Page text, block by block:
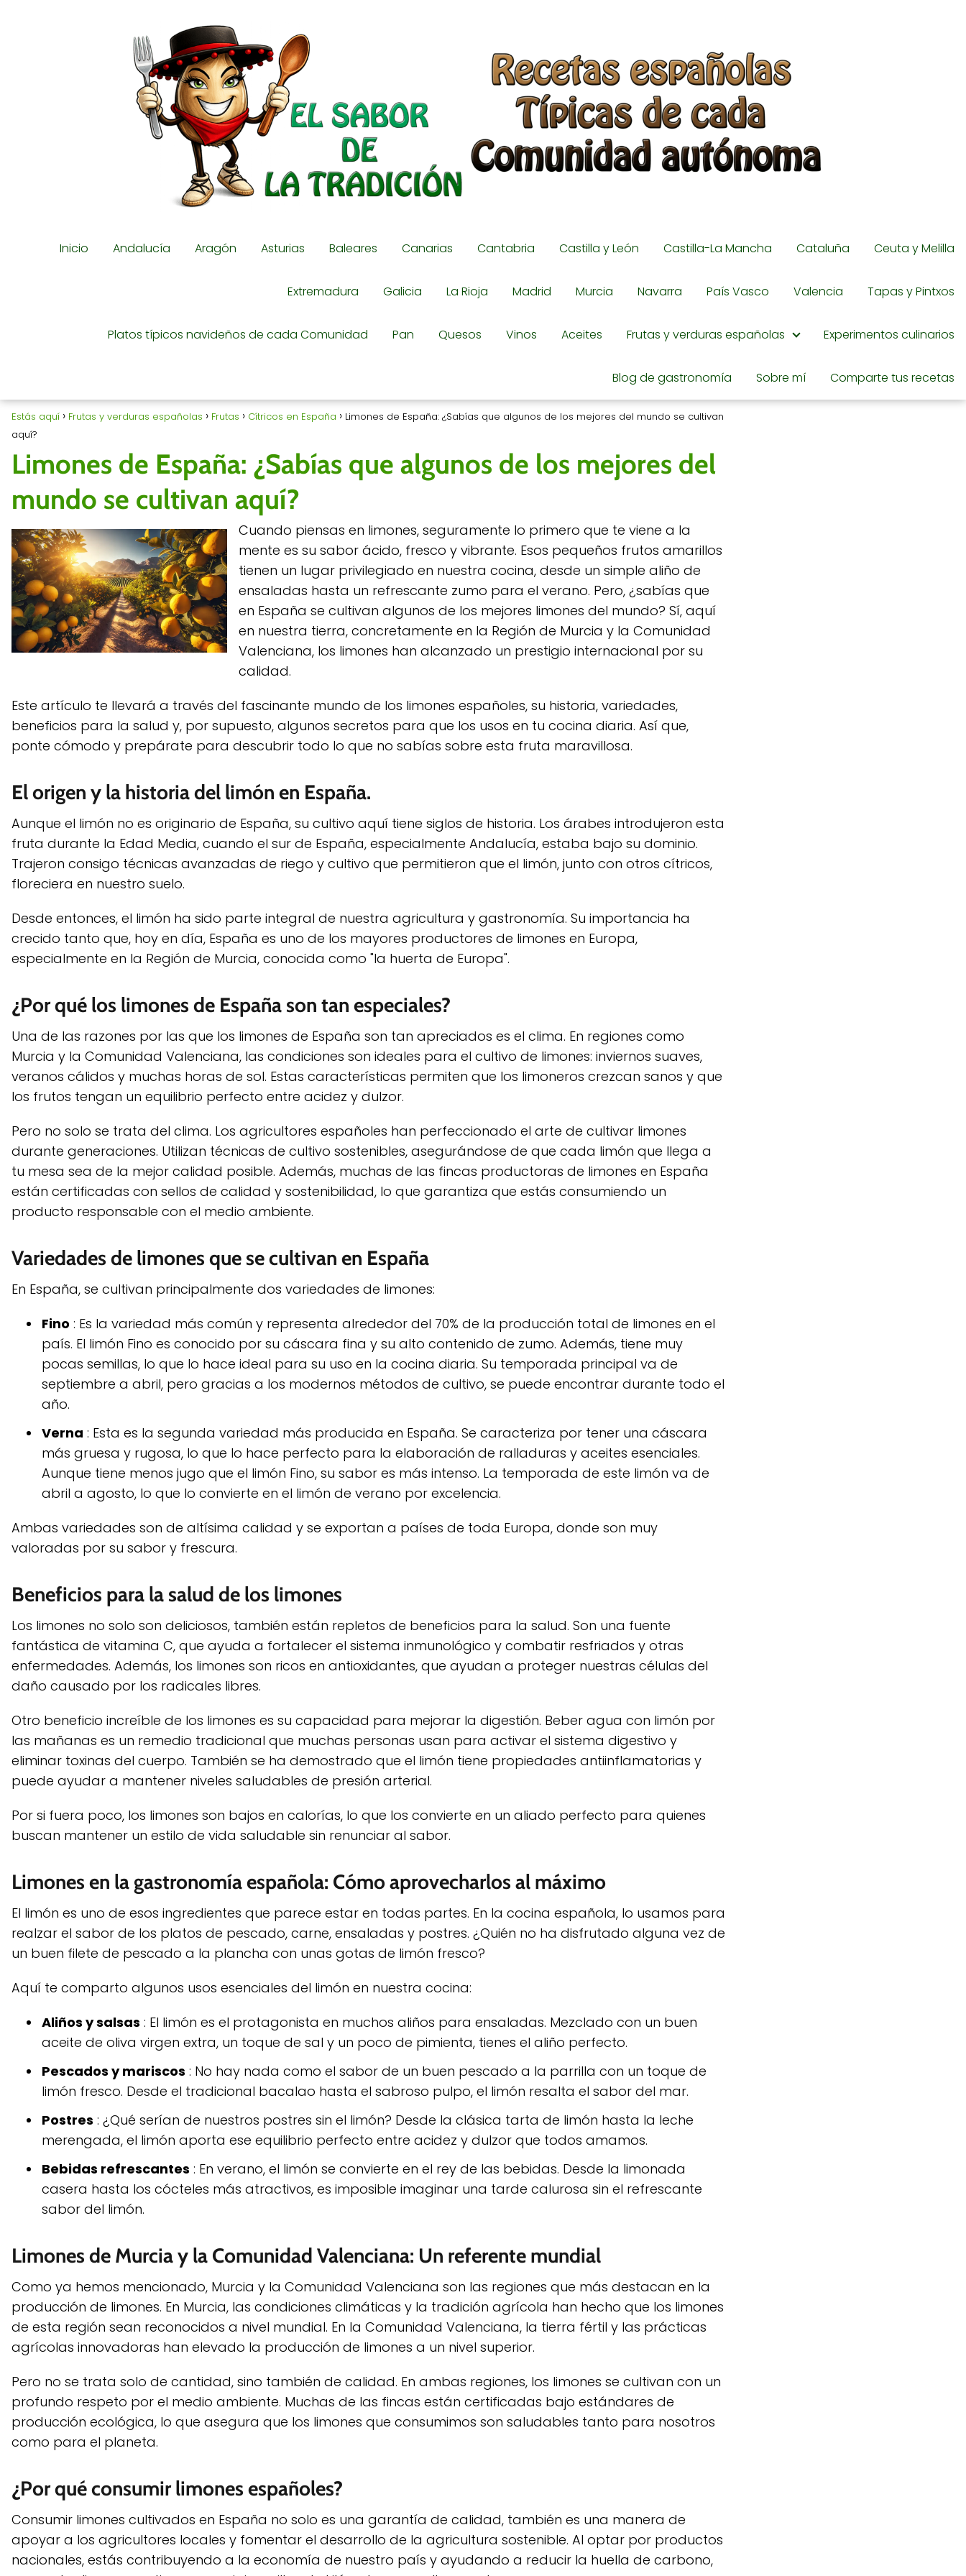
Inicio Andalucía Aragón Asturias Baleares Canarias Cantabria Castilla y León Castilla-La Mancha Cataluña Ceuta y Melilla
Extremadura Galicia La Rioja Madrid Murcia Navarra País Vasco Valencia Tapas y Pintxos
Platos típicos navideños de cada Comunidad Pan Quesos Vinos Aceites Frutas y verduras españolas Experimentos culinarios
Blog de gastronomía Sobre mí Comparte tus recetas
Estás aquí Frutas y verduras españolas Frutas Cítricos en España
Limones de España: ¿Sabías que algunos de los mejores del mundo se cultivan
aquí?
Limones de España: ¿Sabías que algunos de los mejores del
mundo se cultivan aquí?
Cuando piensas en limones, seguramente lo primero que te viene a la
mente es su sabor ácido, fresco y vibrante. Esos pequeños frutos amarillos
tienen un lugar privilegiado en nuestra cocina, desde un simple aliño de
ensaladas hasta un refrescante zumo para el verano. Pero, ¿sabías que
en España se cultivan algunos de los mejores limones del mundo? Sí, aquí
en nuestra tierra, concretamente en la Región de Murcia y la Comunidad
Valenciana, los limones han alcanzado un prestigio internacional por su
calidad.
Este artículo te llevará a través del fascinante mundo de los limones españoles, su historia, variedades,
beneficios para la salud y, por supuesto, algunos secretos para que los usos en tu cocina diaria. Así que,
ponte cómodo y prepárate para descubrir todo lo que no sabías sobre esta fruta maravillosa.
El origen y la historia del limón en España.
Aunque el limón no es originario de España, su cultivo aquí tiene siglos de historia. Los árabes introdujeron esta
fruta durante la Edad Media, cuando el sur de España, especialmente Andalucía, estaba bajo su dominio.
Trajeron consigo técnicas avanzadas de riego y cultivo que permitieron que el limón, junto con otros cítricos,
floreciera en nuestro suelo.
Desde entonces, el limón ha sido parte integral de nuestra agricultura y gastronomía. Su importancia ha
crecido tanto que, hoy en día, España es uno de los mayores productores de limones en Europa,
especialmente en la Región de Murcia, conocida como "la huerta de Europa".
¿Por qué los limones de España son tan especiales?
Una de las razones por las que los limones de España son tan apreciados es el clima. En regiones como
Murcia y la Comunidad Valenciana, las condiciones son ideales para el cultivo de limones: inviernos suaves,
veranos cálidos y muchas horas de sol. Estas características permiten que los limoneros crezcan sanos y que
los frutos tengan un equilibrio perfecto entre acidez y dulzor.
Pero no solo se trata del clima. Los agricultores españoles han perfeccionado el arte de cultivar limones
durante generaciones. Utilizan técnicas de cultivo sostenibles, asegurándose de que cada limón que llega a
tu mesa sea de la mejor calidad posible. Además, muchas de las fincas productoras de limones en España
están certificadas con sellos de calidad y sostenibilidad, lo que garantiza que estás consumiendo un
producto responsable con el medio ambiente.
Variedades de limones que se cultivan en España
En España, se cultivan principalmente dos variedades de limones:
Fino : Es la variedad más común y representa alrededor del 70% de la producción total de limones en el
país. El limón Fino es conocido por su cáscara fina y su alto contenido de zumo. Además, tiene muy
pocas semillas, lo que lo hace ideal para su uso en la cocina diaria. Su temporada principal va de
septiembre a abril, pero gracias a los modernos métodos de cultivo, se puede encontrar durante todo el
año.
Verna : Esta es la segunda variedad más producida en España. Se caracteriza por tener una cáscara
más gruesa y rugosa, lo que lo hace perfecto para la elaboración de ralladuras y aceites esenciales.
Aunque tiene menos jugo que el limón Fino, su sabor es más intenso. La temporada de este limón va de
abril a agosto, lo que lo convierte en el limón de verano por excelencia.
Ambas variedades son de altísima calidad y se exportan a países de toda Europa, donde son muy
valoradas por su sabor y frescura.
Beneficios para la salud de los limones
Los limones no solo son deliciosos, también están repletos de beneficios para la salud. Son una fuente
fantástica de vitamina C, que ayuda a fortalecer el sistema inmunológico y combatir resfriados y otras
enfermedades. Además, los limones son ricos en antioxidantes, que ayudan a proteger nuestras células del
daño causado por los radicales libres.
Otro beneficio increíble de los limones es su capacidad para mejorar la digestión. Beber agua con limón por
las mañanas es un remedio tradicional que muchas personas usan para activar el sistema digestivo y
eliminar toxinas del cuerpo. También se ha demostrado que el limón tiene propiedades antiinflamatorias y
puede ayudar a mantener niveles saludables de presión arterial.
Por si fuera poco, los limones son bajos en calorías, lo que los convierte en un aliado perfecto para quienes
buscan mantener un estilo de vida saludable sin renunciar al sabor.
Limones en la gastronomía española: Cómo aprovecharlos al máximo
El limón es uno de esos ingredientes que parece estar en todas partes. En la cocina española, lo usamos para
realzar el sabor de los platos de pescado, carne, ensaladas y postres. ¿Quién no ha disfrutado alguna vez de
un buen filete de pescado a la plancha con unas gotas de limón fresco?
Aquí te comparto algunos usos esenciales del limón en nuestra cocina:
Aliños y salsas : El limón es el protagonista en muchos aliños para ensaladas. Mezclado con un buen
aceite de oliva virgen extra, un toque de sal y un poco de pimienta, tienes el aliño perfecto.
Pescados y mariscos : No hay nada como el sabor de un buen pescado a la parrilla con un toque de
limón fresco. Desde el tradicional bacalao hasta el sabroso pulpo, el limón resalta el sabor del mar.
Postres : ¿Qué serían de nuestros postres sin el limón? Desde la clásica tarta de limón hasta la leche
merengada, el limón aporta ese equilibrio perfecto entre acidez y dulzor que todos amamos.
Bebidas refrescantes : En verano, el limón se convierte en el rey de las bebidas. Desde la limonada
casera hasta los cócteles más atractivos, es imposible imaginar una tarde calurosa sin el refrescante
sabor del limón.
Limones de Murcia y la Comunidad Valenciana: Un referente mundial
Como ya hemos mencionado, Murcia y la Comunidad Valenciana son las regiones que más destacan en la
producción de limones. En Murcia, las condiciones climáticas y la tradición agrícola han hecho que los limones
de esta región sean reconocidos a nivel mundial. En la Comunidad Valenciana, la tierra fértil y las prácticas
agrícolas innovadoras han elevado la producción de limones a un nivel superior.
Pero no se trata solo de cantidad, sino también de calidad. En ambas regiones, los limones se cultivan con un
profundo respeto por el medio ambiente. Muchas de las fincas están certificadas bajo estándares de
producción ecológica, lo que asegura que los limones que consumimos son saludables tanto para nosotros
como para el planeta.
¿Por qué consumir limones españoles?
Consumir limones cultivados en España no solo es una garantía de calidad, también es una manera de
apoyar a los agricultores locales y fomentar el desarrollo de la agricultura sostenible. Al optar por productos
nacionales, estás contribuyendo a la economía de nuestro país y ayudando a reducir la huella de carbono,